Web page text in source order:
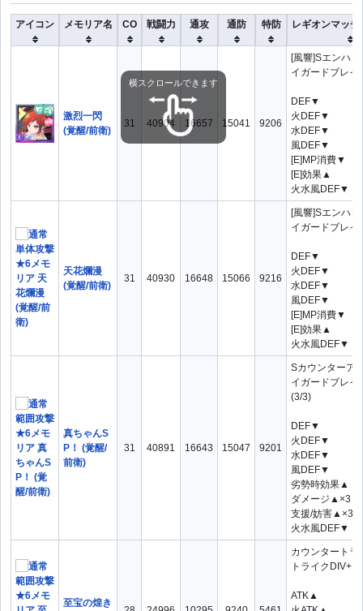
アイコン メモリア名 CO 戦闘力 通攻 通防 特防 レギオンマッ
激烈一閃
(覚醒/前衛)
31 40904 16657 15041 9206
[風響]Sエンハ
イガードブレイ
DEF▼
火DEF▼
水DEF▼
風DEF▼
[E]MP消費▼
[E]効果▲
火水風DEF▼
天花爛漫
(覚醒/前衛)
31 40930 16648 15066 9216
[風響]Sエンハ
イガードブレイ
DEF▼
火DEF▼
水DEF▼
風DEF▼
[E]MP消費▼
[E]効果▲
火水風DEF▼
真ちゃんS
P！ (覚醒/
前衛)
31 40891 16643 15047 9201
Sカウンターア
イガードブレイ
(3/3)
DEF▼
火DEF▼
水DEF▼
風DEF▼
劣勢時効果▲
ダメージ▲×3
支援/妨害▲×3
火水風DEF▼
至宝の煌き
カウンタートラ
トライクDIV+
ATK▲
横スクロールできます